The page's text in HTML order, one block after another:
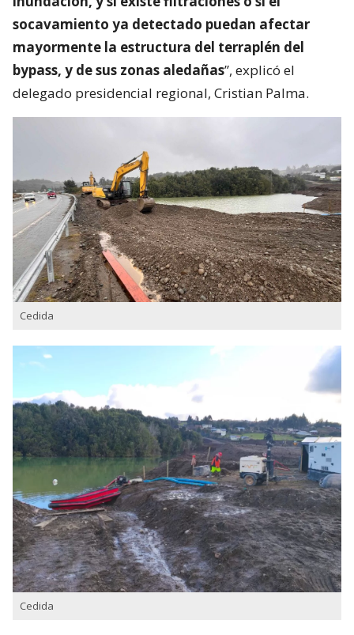
socavamiento ya detectado puedan afectar
mayormente la estructura del terraplén del
bypass, y de sus zonas aledañas”, explicó el
delegado presidencial regional, Cristian Palma.
Cedida
Cedida